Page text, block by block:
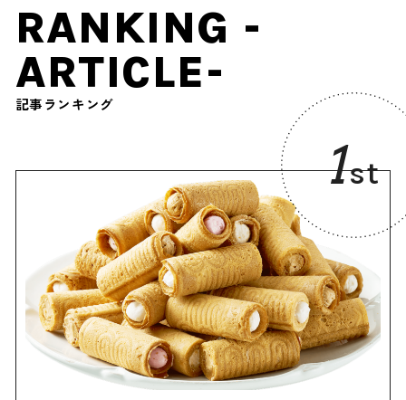
RANKING -
ARTICLE-
記事ランキング
1st